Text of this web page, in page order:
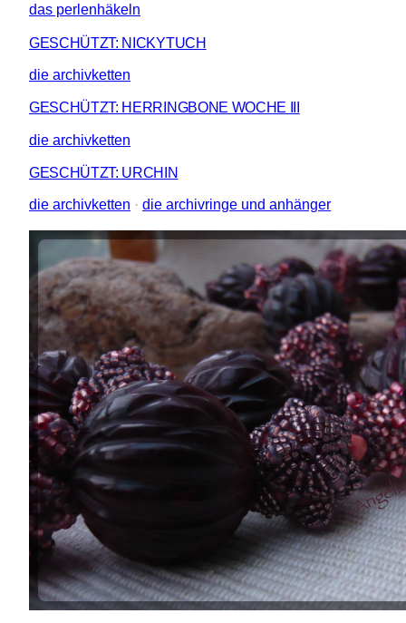
das perlenhäkeln
GESCHÜTZT: NICKYTUCH
die archivketten
GESCHÜTZT: HERRINGBONE WOCHE III
die archivketten
GESCHÜTZT: URCHIN
die archivketten · die archivringe und anhänger